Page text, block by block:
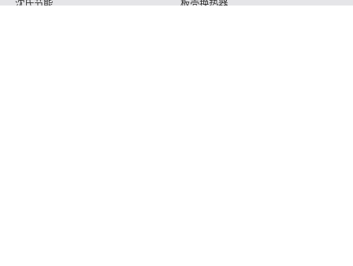
沈氏节能
板壳换热器